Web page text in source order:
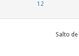
12
Salto